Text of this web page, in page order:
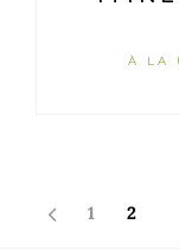
À LA
1 2